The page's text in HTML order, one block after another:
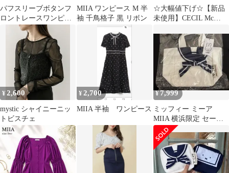
パフスリーブボタンフ
ロントレースワンピー
MIIA ワンピース M 半
袖 千鳥格子 黒 リボン
☆大幅値下げ☆【新品
未使用】CECIL Mc
ャレ着❣️
¥2,600
mystic シャイニーニッ
トビスチェ
¥ 2,700
MIIA 半袖 ワンピース
¥7,999
ミッフィー ミーア
MIIA 横浜限定 セーラ
ー トートバッグ